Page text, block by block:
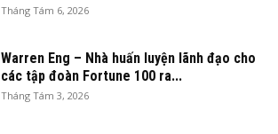
Tháng Tám 6, 2026
Warren Eng – Nhà huấn luyện lãnh đạo cho
các tập đoàn Fortune 100 ra...
Tháng Tám 3, 2026